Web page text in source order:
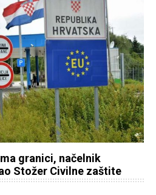
granici, načelnik
Stožer Civilne zaštite